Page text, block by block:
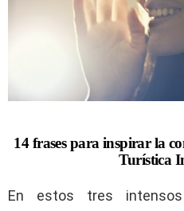
14 frases para inspirar la
Turística
En estos tres